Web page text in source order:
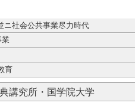
社会公共事業尽力時代
育
講究所・国学院大学